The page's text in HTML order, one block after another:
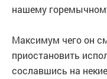
нашему
Максимум чего он
приостановить
сославшись на